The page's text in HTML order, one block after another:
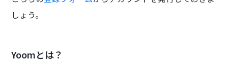
しょう。
Yoomとは？